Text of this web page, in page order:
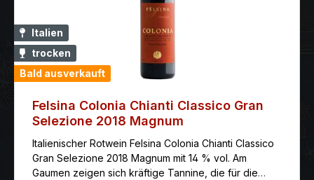
Italien
trocken
Bald ausverkauft
Felsina Colonia Chianti Classico Gran
Selezione 2018 Magnum
Italienischer Rotwein Felsina Colonia Chianti Classico
Gran Selezione 2018 Magnum mit 14 % vol. Am
Gaumen zeigen sich kräftige Tannine, die für die